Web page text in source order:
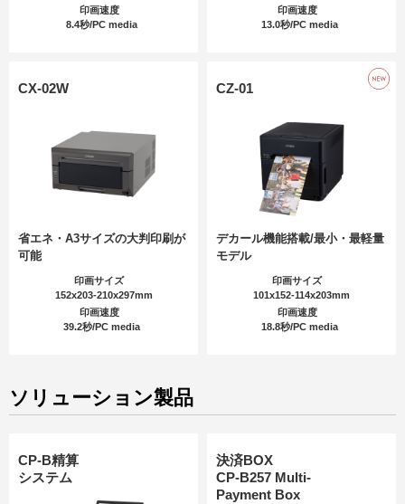
印画速度
8.4秒/PC media
印画速度
13.0秒/PC media
CX-02W
省エネ・A3サイズの大判印刷が
可能
印画サイズ
152x203-210x297mm
印画速度
39.2秒/PC media
CZ-01
デカール機能搭載/最小・最軽量
モデル
印画サイズ
101x152-114x203mm
印画速度
18.8秒/PC media
ソリューション製品
CP-B精算
システム
決済BOX
CP-B257 Multi-
Payment Box